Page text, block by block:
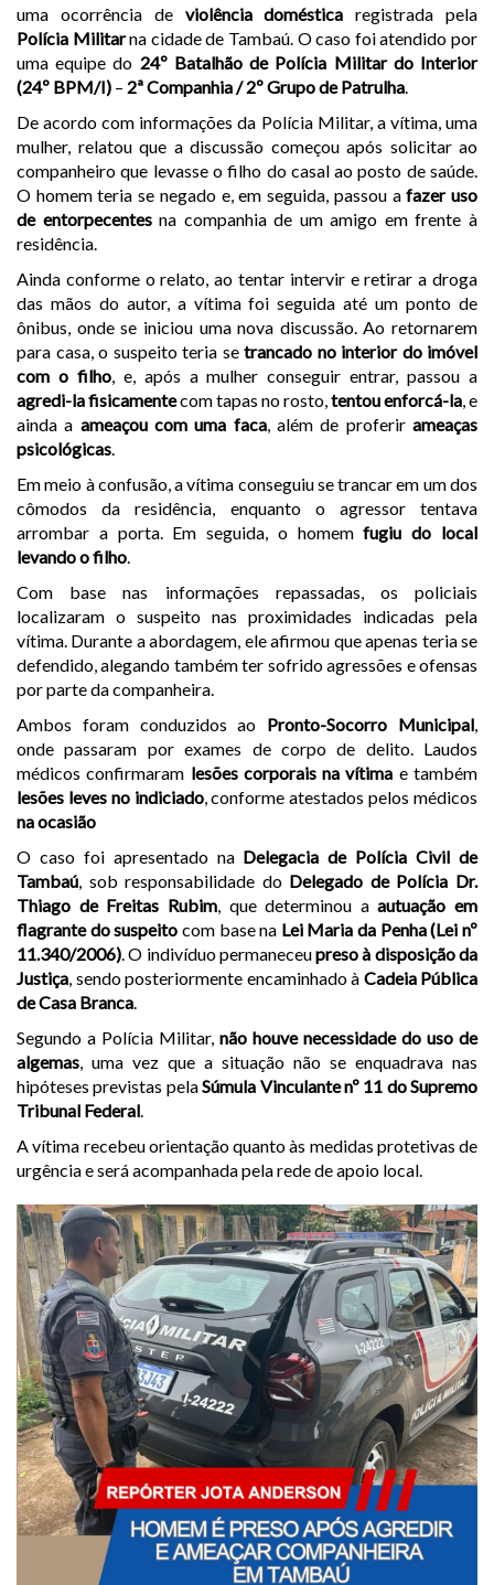
uma ocorrência de violência doméstica registrada pela
Polícia Militarna cidade de Tambaú. O caso foi atendido por
uma equipe do 24º Batalhão de Polícia Militar do Interior
(24º BPM/I) – 2ª Companhia / 2º Grupo de Patrulha
De acordo com informações da Polícia Militar, a vítima, uma
mulher, relatou que a discussão começou após solicitar ao
companheiro que levasse o filho do casal ao posto de saúde.
O homem teria se negado e, em seguida, passou afazer uso
de entorpecentesna companhia de um amigo em frente à
residência.
Ainda conforme o relato, ao tentar intervir e retirar a droga
das mãos do autor, a vítima foi seguida até um ponto de
ônibus, onde se iniciou uma nova discussão. Ao retornarem
para casa, o suspeito teria se trancado no interior do imóvel
com o filho, e, após a mulher conseguir entrar, passou a
agredi-la fisicamentecom tapas no rosto, tentou enforcá-la , e
ainda a ameaçou com uma faca, além de proferirameaças
psicológicas
Em meio à confusão, a vítima conseguiu se trancar em um dos
cômodos da residência, enquanto o agressor tentava
arrombar a porta. Em seguida, o homemfugiu do local
levando o filho
Com base nas informações repassadas, os policiais
localizaram o suspeito nas proximidades indicadas pela
vítima. Durante a abordagem, ele afirmou que apenas teria se
defendido, alegando também ter sofrido agressões e ofensas
por parte da companheira.
Ambos foram conduzidos ao Pronto-Socorro Municipal
onde passaram por exames de corpo de delito. Laudos
médicos confirmaram lesões corporais na vítima e também
lesões leves no indiciado, conforme atestados pelos médicos
na ocasião
O caso foi apresentado na Delegacia de Polícia Civil de
Tambaú , sob responsabilidade do Delegado de Polícia Dr.
Thiago de Freitas Rubim, que determinou aautuação em
flagrante do suspeito com base na Lei Maria da Penha (Lei nº
11.340/2006) . O indivíduo permaneceupreso à disposição da
Justiça , sendo posteriormente encaminhado à Cadeia Pública
de Casa Branca
Segundo a Polícia Militar, não houve necessidade do uso de
algemas , uma vez que a situação não se enquadrava nas
hipóteses previstas pelaSúmula Vinculante nº 11 do Supremo
Tribunal Federal
A vítima recebeu orientação quanto às medidas protetivas de
urgência e será acompanhada pela rede de apoio local.